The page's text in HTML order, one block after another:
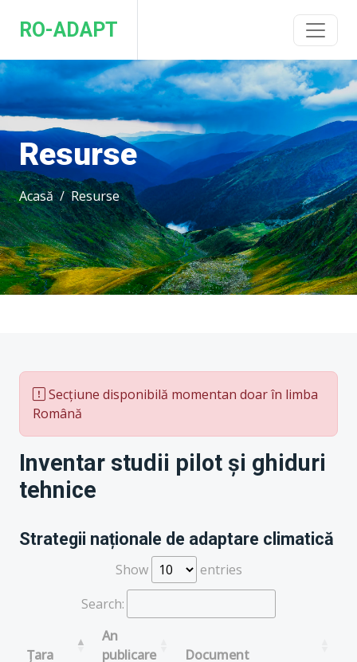
RO-ADAPT
Resurse
Acasă Resurse
Secțiune disponibilă momentan doar în limba
Română
Inventar studii pilot și ghiduri
tehnice
Strategii naționale de adaptare climatică
Show
entries
Search:
Țara
An
publicare
Document